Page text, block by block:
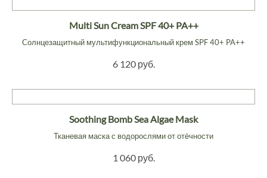
Multi Sun Cream SPF 40+ PA++
Cолнцезащитный мультифункциональный крем SPF 40+ PA++
6 120 руб.
Soothing Bomb Sea Algae Mask
Тканевая маска с водорослями от отёчности
1 060 руб.